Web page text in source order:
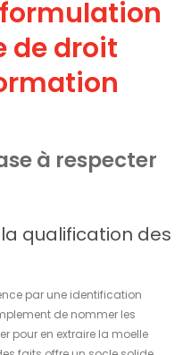
de droit
à respecter
qualification des
par une identification
de nommer les
pour en extraire la moelle